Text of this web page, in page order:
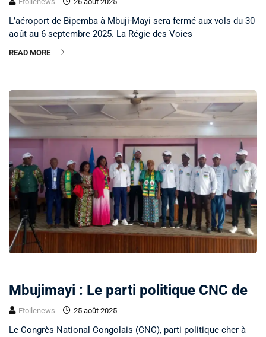
L’aéroport de Bipemba à Mbuji-Mayi sera fermé aux vols du 30
août au 6 septembre 2025. La Régie des Voies
READ MORE
Mbujimayi : Le parti politique CNC de
Etoilenews 25 août 2025
Le Congrès National Congolais (CNC), parti politique cher à